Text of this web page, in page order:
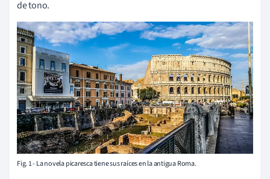
de tono.
Fig. 1 - La novela picaresca tiene sus raíces en la antigua Roma.